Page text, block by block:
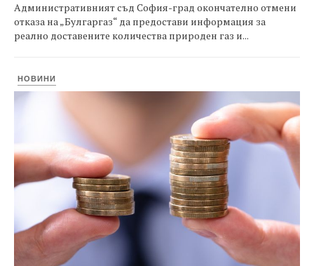
Административният съд София-град окончателно отмени
отказа на „Булгаргаз“ да предостави информация за
реално доставените количества природен газ и...
НОВИНИ